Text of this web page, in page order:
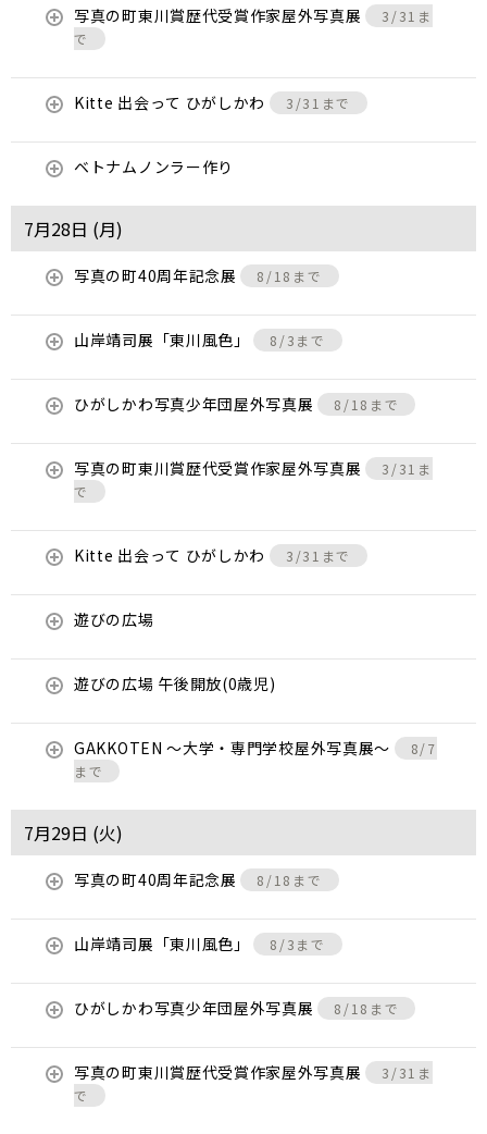
写真の町東川賞歴代受賞作家屋外写真展
3/31ま
で
Kitte 出会って ひがしかわ 3/31まで
ベトナムノンラー作り
7月28日 (月)
写真の町40周年記念展 8/18まで
山岸靖司展「東川風色」 8/3まで
ひがしかわ写真少年団屋外写真展 8/18まで
写真の町東川賞歴代受賞作家屋外写真展
3/31ま
で
Kitte 出会って ひがしかわ 3/31まで
遊びの広場
遊びの広場 午後開放(0歳児)
GAKKOTEN ～大学・専門学校屋外写真展～
8/7
まで
7月29日 (火)
写真の町40周年記念展 8/18まで
山岸靖司展「東川風色」 8/3まで
ひがしかわ写真少年団屋外写真展 8/18まで
写真の町東川賞歴代受賞作家屋外写真展
3/31ま
で